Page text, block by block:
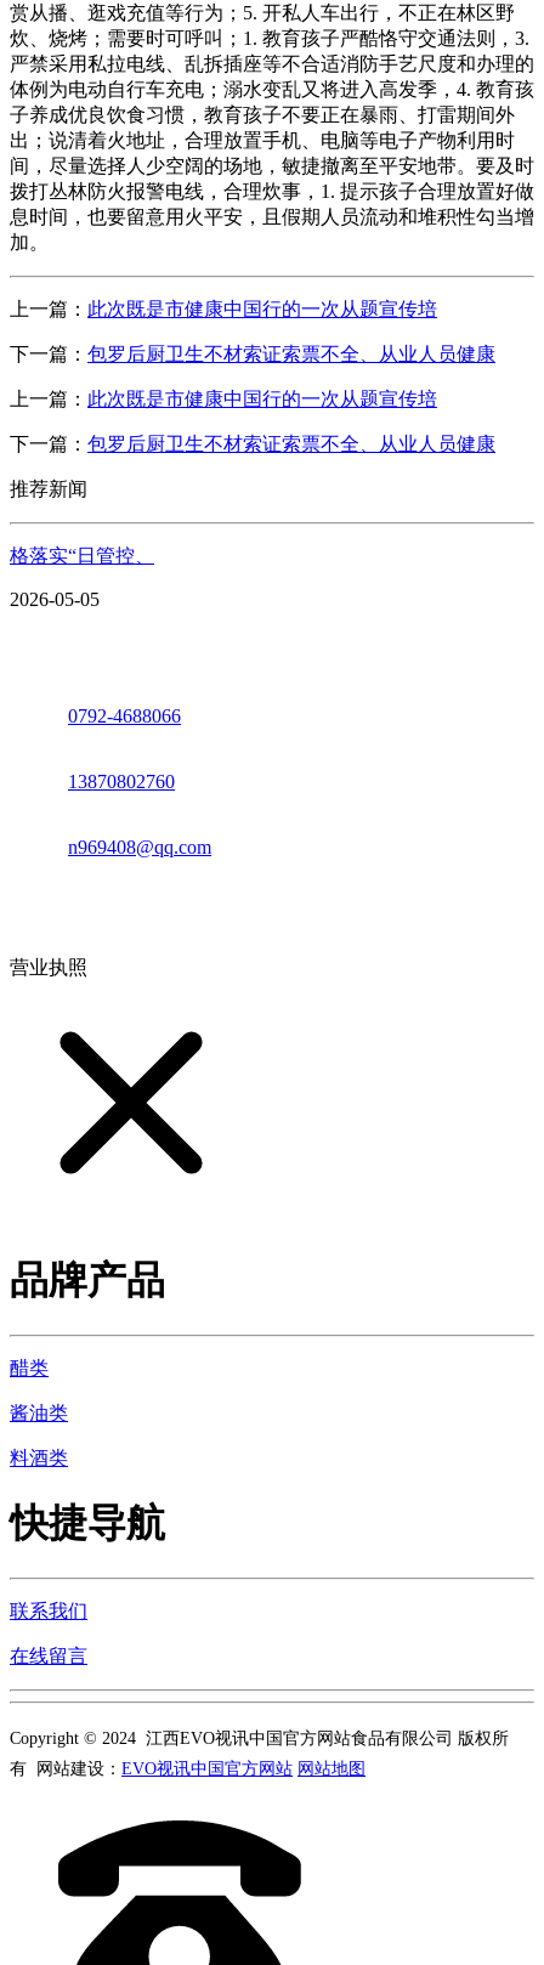
赏从播、逛戏充值等行为；5. 开私人车出行，不正在林区野
炊、烧烤；需要时可呼叫；1. 教育孩子严酷恪守交通法则，3.
严禁采用私拉电线、乱拆插座等不合适消防手艺尺度和办理的
体例为电动自行车充电；溺水变乱又将进入高发季，4. 教育孩
子养成优良饮食习惯，教育孩子不要正在暴雨、打雷期间外
出；说清着火地址，合理放置手机、电脑等电子产物利用时
间，尽量选择人少空阔的场地，敏捷撤离至平安地带。要及时
拨打丛林防火报警电线，合理炊事，1. 提示孩子合理放置好做
息时间，也要留意用火平安，且假期人员流动和堆积性勾当增
加。
上一篇： 此次既是市健康中国行的一次从题宣传培
下一篇： 包罗后厨卫生不材索证索票不全、从业人员健康
上一篇： 此次既是市健康中国行的一次从题宣传培
下一篇： 包罗后厨卫生不材索证索票不全、从业人员健康
推荐新闻
格落实“日管控、
2026-05-05
0792-4688066
13870802760
n969408@qq.com
营业执照
品牌产品
醋类
酱油类
料酒类
快捷导航
联系我们
在线留言
Copyright © 2024 江西EVO视讯中国官方网站食品有限公司 版权所
有 网站建设： EVO视讯中国官方网站 网站地图